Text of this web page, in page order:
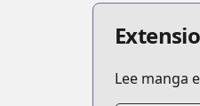
Lee manga